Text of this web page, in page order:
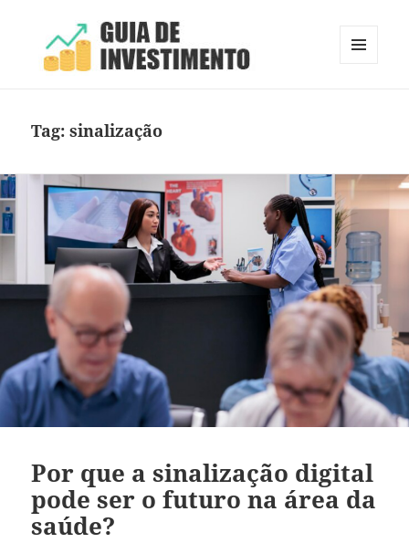
Tag:sinalização
Por que a sinalização digital
pode ser o futuro na área da
saúde?